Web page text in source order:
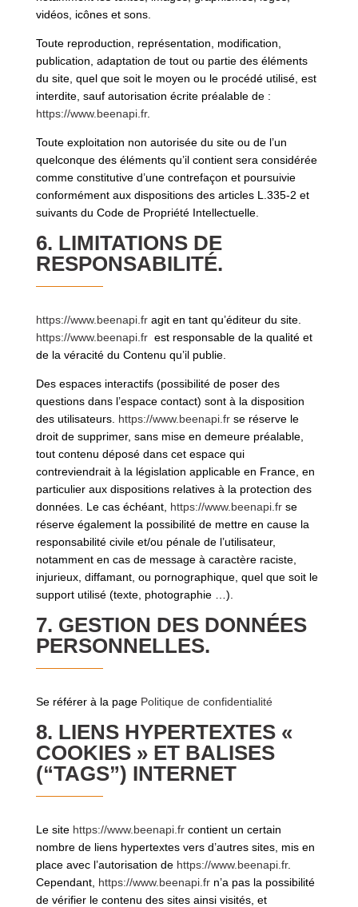
vidéos, icônes et sons.
Toute reproduction, représentation, modification,
publication, adaptation de tout ou partie des éléments
du site, quel que soit le moyen ou le procédé utilisé, est
interdite, sauf autorisation écrite préalable de :
https://www.beenapi.fr.
Toute exploitation non autorisée du site ou de l’un
quelconque des éléments qu’il contient sera considérée
comme constitutive d’une contrefaçon et poursuivie
conformément aux dispositions des articles L.335-2 et
suivants du Code de Propriété Intellectuelle.
6. LIMITATIONS DE
RESPONSABILITÉ.
https://www.beenapi.fragit en tant qu’éditeur du site.
https://www.beenapi.frest responsable de la qualité et
de la véracité du Contenu qu’il publie.
Des espaces interactifs (possibilité de poser des
questions dans l’espace contact) sont à la disposition
des utilisateurs. https://www.beenapi.frse réserve le
droit de supprimer, sans mise en demeure préalable,
tout contenu déposé dans cet espace qui
contreviendrait à la législation applicable en France, en
particulier aux dispositions relatives à la protection des
données. Le cas échéant, https://www.beenapi.frse
réserve également la possibilité de mettre en cause la
responsabilité civile et/ou pénale de l’utilisateur,
notamment en cas de message à caractère raciste,
injurieux, diffamant, ou pornographique, quel que soit le
support utilisé (texte, photographie …).
7. GESTION DES DONNÉES
PERSONNELLES.
Se référer à la pagePolitique de confidentialité
8. LIENS HYPERTEXTES «
COOKIES » ET BALISES
(“TAGS”) INTERNET
Le sitehttps://www.beenapi.frcontient un certain
nombre de liens hypertextes vers d’autres sites, mis en
place avec l’autorisation dehttps://www.beenapi.fr.
Cependant, https://www.beenapi.frn’a pas la possibilité
de vérifier le contenu des sites ainsi visités, et